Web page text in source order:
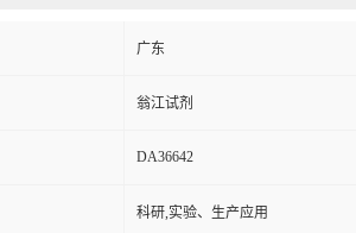
广东
翁江试剂
DA36642
科研,实验、生产应用